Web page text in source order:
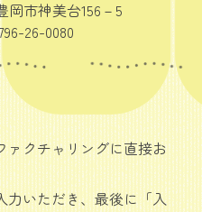
岡市神美台156－5
26-0080
ァクチャリングに直接お
力いただき、最後に「入